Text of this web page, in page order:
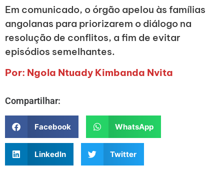
Em comunicado, o órgão apelou às famílias
angolanas para priorizarem o diálogo na
resolução de conflitos, a fim de evitar
episódios semelhantes.
Por: Ngola Ntuady Kimbanda Nvita
Compartilhar:
Facebook WhatsApp
LinkedIn Twitter